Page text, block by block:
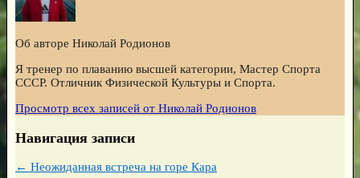
Об авторе Николай Родионов
Я тренер по плаванию высшей категории, Мастер Спорта
СССР. Отличник Физической Культуры и Спорта.
Просмотр всех записей от Николай Родионов
Навигация записи
← Неожиданная встреча на горе Кара